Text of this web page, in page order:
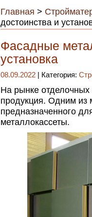
Главная >
достоинства и
Фасадные
установка
08.09.2022 | Категория:
На рынке отделочных
продукция. Одним из
предназначенного
металлокассеты.